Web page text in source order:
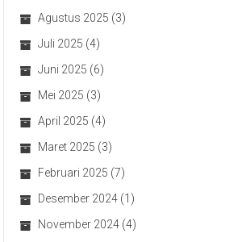
Agustus 2025 (3)
Juli 2025 (4)
Juni 2025 (6)
Mei 2025 (3)
April 2025 (4)
Maret 2025 (3)
Februari 2025 (7)
Desember 2024 (1)
November 2024 (4)